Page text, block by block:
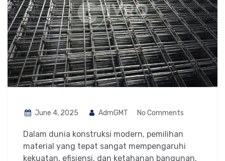
June 4, 2025 AdmGMT No Comments
Dalam dunia konstruksi modern, pemilihan
material yang tepat sangat mempengaruhi
kekuatan, efisiensi, dan ketahanan bangunan.